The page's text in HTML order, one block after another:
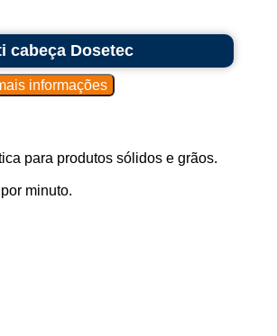
cabeça Dosetec
para produtos sólidos e grãos.
minuto.